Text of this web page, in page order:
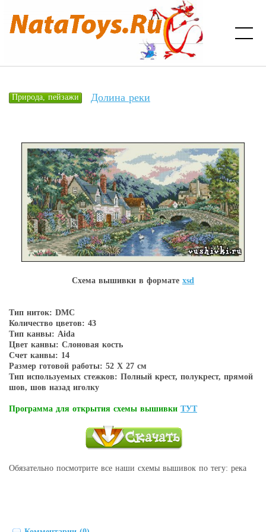
Природа, пейзажи Долина реки
Схема вышивки в форматe xsd
Тип ниток: DMC
Количество цветов: 43
Тип канвы: Aida
Цвет канвы: Слоновая кость
Счет канвы: 14
Размер готовой работы: 52 Х 27 см
Тип используемых стежков: Полный крест, полукрест, прямой
шов, шов назад иголку
Программа для открытия схемы вышивки ТУТ
Обязательно посмотрите все наши схемы вышивок по тегу: река